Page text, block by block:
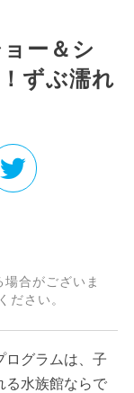
ー＆シ
ずぶ濡れ
合がございま
ださい。
ログラムは、子
る水族館ならで